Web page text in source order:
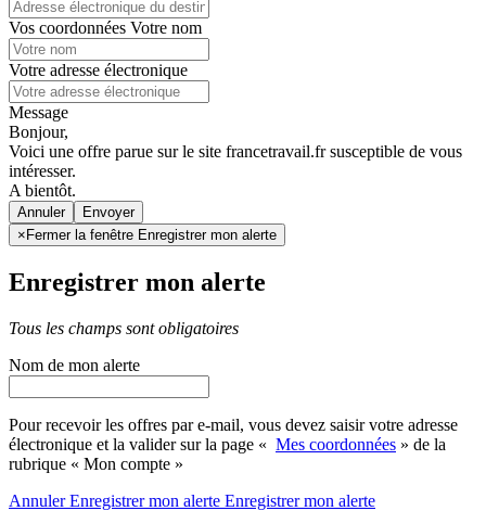
Vos coordonnées Votre nom
Votre adresse électronique
Message
Bonjour,
Voici une offre parue sur le site francetravail.fr susceptible de vous
intéresser.
A bientôt.
Annuler
× Fermer la fenêtre Enregistrer mon alerte
Enregistrer mon alerte
Tous les champs sont obligatoires
Nom de mon alerte
Pour recevoir les offres par e-mail, vous devez saisir votre adresse
électronique et la valider sur la page « Mes coordonnées » de la
rubrique « Mon compte »
AnnulerEnregistrer mon alerte Enregistrermon alerte